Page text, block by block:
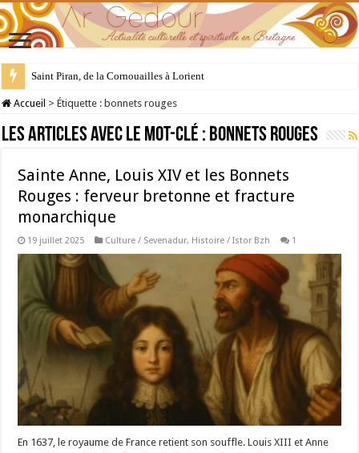
Saint Piran, de la Cornouailles à Lorient
28 juillet : Saint Samson de Dol, père de la Bretagne chrétienne
Accueil > Étiquette :bonnets rouges
Les articles avec le mot-clé : bonnets rouges
Sainte Anne, Louis XIV et les Bonnets
Rouges : ferveur bretonne et fracture
monarchique
19 juillet 2025 Culture / Sevenadur, Histoire / Istor Bzh 1
En 1637, le royaume de France retient son souffle. Louis XIII et Anne